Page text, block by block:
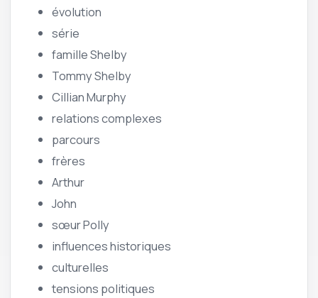
évolution
série
famille Shelby
Tommy Shelby
Cillian Murphy
relations complexes
parcours
frères
Arthur
John
sœur Polly
influences historiques
culturelles
tensions politiques